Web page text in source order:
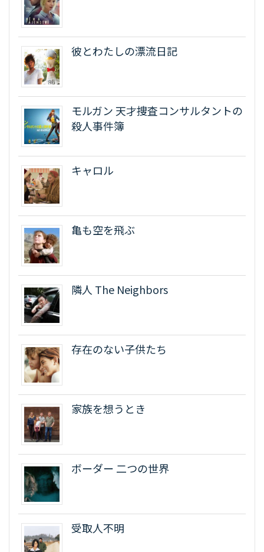
彼とわたしの漂流日記
モルガン 天才捜査コンサルタントの
殺人事件簿
キャロル
亀も空を飛ぶ
隣人 The Neighbors
存在のない子供たち
家族を想うとき
ボーダー 二つの世界
受取人不明